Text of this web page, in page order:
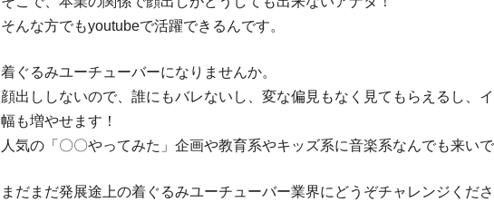
そんな方でもyoutubeで活躍できるんです。
着ぐるみユーチューバーになりませんか。
顔出ししないので、誰にもバレないし、変な偏見もなく見てもらえるし、
幅も増やせます！
人気の「〇〇やってみた」企画や教育系やキッズ系に音楽系なんでも来いで
まだまだ発展途上の着ぐるみユーチューバー業界にどうぞチャレンジくださ